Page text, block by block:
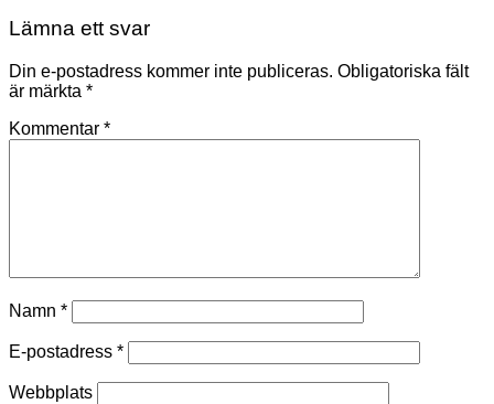
Lämna ett svar
Din e-postadress kommer inte publiceras. Obligatoriska fält
är märkta *
Kommentar *
Namn *
E-postadress *
Webbplats